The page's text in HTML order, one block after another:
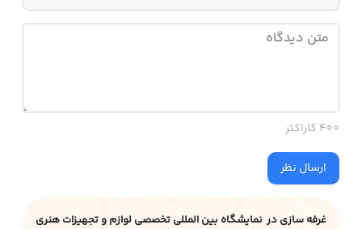
400 کاراکتر
ارسال نظر
غرفه سازی در نمایشگاه بین المللی تخصصی لوازم و تجهیزات هنری